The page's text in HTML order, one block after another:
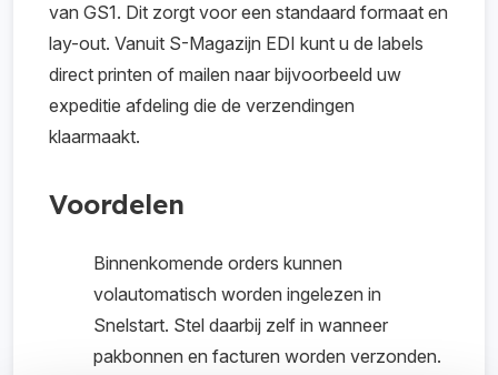
van GS1. Dit zorgt voor een standaard formaat en
lay-out. Vanuit S-Magazijn EDI kunt u de labels
direct printen of mailen naar bijvoorbeeld uw
expeditie afdeling die de verzendingen
klaarmaakt.
Voordelen
Binnenkomende orders kunnen
volautomatisch worden ingelezen in
Snelstart. Stel daarbij zelf in wanneer
pakbonnen en facturen worden verzonden.